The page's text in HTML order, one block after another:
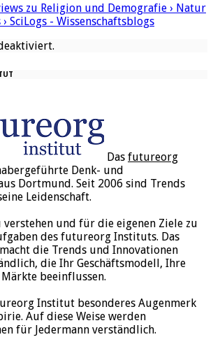
zu Religion und Demografie › Natur
SciLogs - Wissenschaftsblogs
Das futureorg
Denk- und
Dortmund. Seit 2006 sind Trends
Leidenschaft.
verstehen und für die eigenen Ziele zu
des futureorg Instituts. Das
die Trends und Innovationen
die Ihr Geschäftsmodell, Ihre
beeinflussen.
Institut besonderes Augenmerk
Auf diese Weise werden
für Jedermann verständlich.